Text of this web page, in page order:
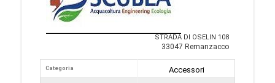
STRADA DI OSELIN 108
33047 Remanzacco
Categoria
Accessori